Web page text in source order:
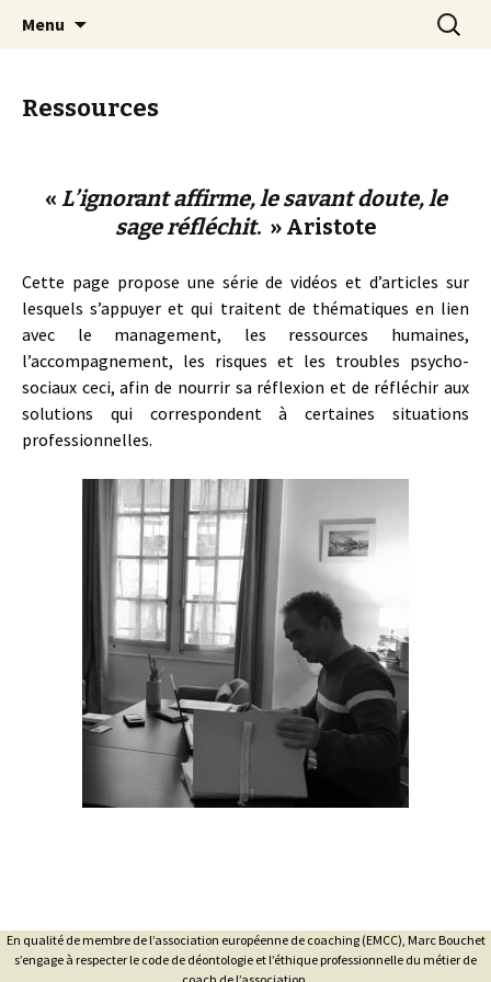
Marc Bouchet coaching et
formations professionnelles
Eclairer et faciliter les talents
Menu
Ressources
« L’ignorant affirme, le savant doute, le
sage réfléchit. » Aristote
Cette page propose une série de vidéos et d’articles sur
lesquels s’appuyer et qui traitent de thématiques en lien
avec le management, les ressources humaines,
l’accompagnement, les risques et les troubles psycho-
sociaux ceci, afin de nourrir sa réflexion et de réfléchir aux
solutions qui correspondent à certaines situations
professionnelles.
En qualité de membre de l’association européenne de coaching (EMCC), Marc Bouchet
s’engage à respecter le code de déontologie et l’éthique professionnelle du métier de